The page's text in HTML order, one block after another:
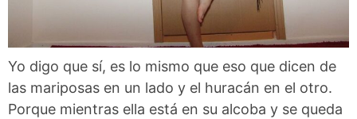
Yo digo que sí, es lo mismo que eso que dicen de
las mariposas en un lado y el huracán en el otro.
Porque mientras ella está en su alcoba y se queda